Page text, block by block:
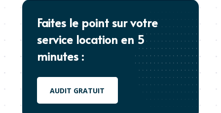
Faites le point sur votre
service location en 5
minutes :
AUDIT GRATUIT